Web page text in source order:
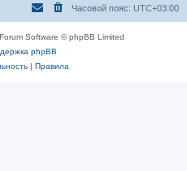
Часовой пояс: UTC+03:00
Software © phpBB Limited
phpBB
| Правила